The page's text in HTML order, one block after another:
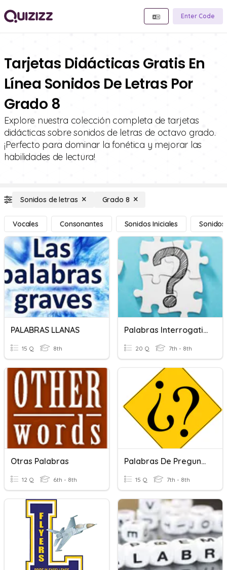
Enter Code
Tarjetas Didácticas Gratis En
Línea Sonidos De Letras Por
Grado 8
Explore nuestra colección completa de tarjetas
didácticas sobre sonidos de letras de octavo grado.
¡Perfecto para dominar la fonética y mejorar las
habilidades de lectura!
Sonidos de letras Grado 8
Vocales Consonantes Sonidos Iniciales
PALABRAS LLANAS
15 Q 8th
Palabras Interrogativas
20 Q 7th - 8th
Otras Palabras
12 Q 6th - 8th
Palabras De Pregunta
15 Q 7th - 8th